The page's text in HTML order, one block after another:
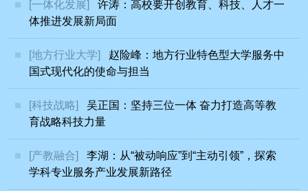
[一体化发展]
许涛：高校要开创教育、科技、人才一
体推进发展新局面
[地方行业大学]
赵险峰：地方行业特色型大学服务中
国式现代化的使命与担当
[科技战略]
吴正国：坚持三位一体 奋力打造高等教
育战略科技力量
[产教融合]
李湖：从“被动响应”到“主动引领”，探索
学科专业服务产业发展新路径